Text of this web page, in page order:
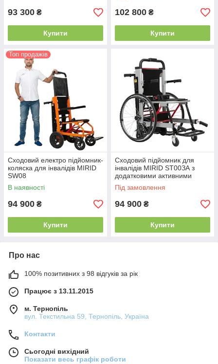
93 300 ₴
Купити
102 800 ₴
Купити
Топ продажів
Сходовий електро підйомник-
коляска для інвалідів MIRID
SW08
В наявності
94 900 ₴
Купити
Сходовий підйомник для
інвалідів MIRID ЅТ00ЗА з
додатковими активними
колесами.
Під замовлення
94 900 ₴
Купити
Про нас
100% позитивних з 98 відгуків за рік
Працює з 13.11.2015
м. Тернопіль
вул. Текстильна 59, Тернопіль, Україна
Контакти
Сьогодні вихідний
Показати весь графік роботи